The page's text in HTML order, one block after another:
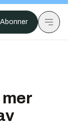
Abonner